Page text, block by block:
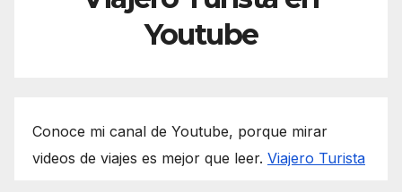
Youtube
Conoce mi canal de Youtube, porque mirar
videos de viajes es mejor que leer. Viajero Turista